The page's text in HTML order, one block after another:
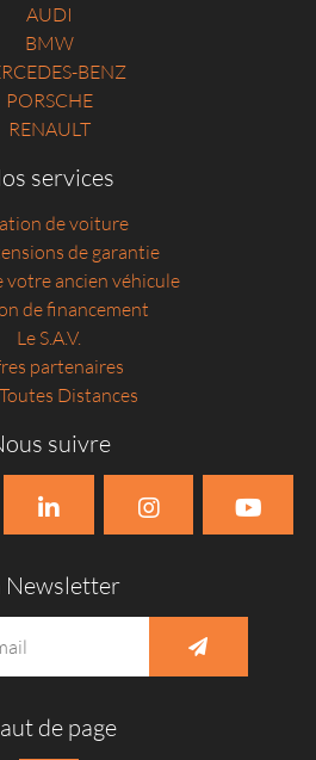
AUDI
BMW
BENZ
PORSCHE
RENAULT
services
de voiture
de garantie
votre ancien véhicule
de financement
Le S.A.V.
partenaires
Distances
suivre
Newsletter
de page